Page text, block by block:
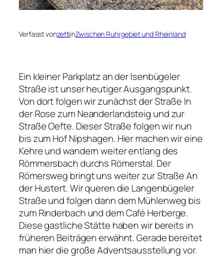
Verfasst vonzettiinZwischen Ruhrgebiet und Rheinland
Ein kleiner Parkplatz an der Isenbügeler
Straße ist unser heutiger Ausgangspunkt.
Von dort folgen wir zunächst der Straße In
der Rose zum Neanderlandsteig und zur
Straße Oefte. Dieser Straße folgen wir nun
bis zum Hof Nipshagen. Hier machen wir eine
Kehre und wandern weiter entlang des
Römmersbach durchs Römerstal. Der
Römersweg bringt uns weiter zur Straße An
der Hustert. Wir queren die Langenbügeler
Straße und folgen dann dem Mühlenweg bis
zum Rinderbach und dem Café Herberge.
Diese gastliche Stätte haben wir bereits in
früheren Beiträgen erwähnt. Gerade bereitet
man hier die große Adventsausstellung vor.